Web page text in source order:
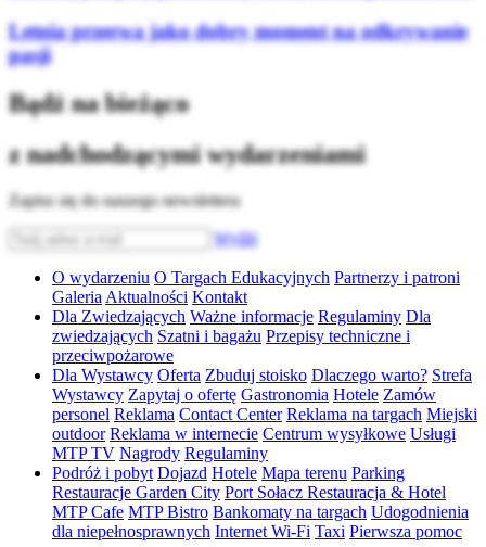
Letnia przerwa jako dobry moment na odkrywanie
pasji
Bądź na bieżąco
z nadchodzącymi wydarzeniami
Zapisz się do naszego newslettera
Wyślij
O wydarzeniu O Targach Edukacyjnych Partnerzy i patroni
Galeria Aktualności Kontakt
Dla Zwiedzających Ważne informacje Regulaminy Dla
zwiedzających Szatni i bagażu Przepisy techniczne i
przeciwpożarowe
Dla Wystawcy Oferta Zbuduj stoisko Dlaczego warto? Strefa
Wystawcy Zapytaj o ofertę Gastronomia Hotele Zamów
personel Reklama Contact Center Reklama na targach Miejski
outdoor Reklama w internecie Centrum wysyłkowe Usługi
MTP TV Nagrody Regulaminy
Podróż i pobyt Dojazd Hotele Mapa terenu Parking
Restauracje Garden City Port Sołacz Restauracja & Hotel
MTP Cafe MTP Bistro Bankomaty na targach Udogodnienia
dla niepełnosprawnych Internet Wi-Fi Taxi Pierwsza pomoc